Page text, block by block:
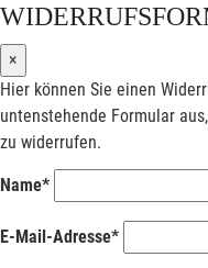
×
Hier können Sie einen
untenstehende Formular
zu widerrufen.
Name*
E-Mail-Adresse*